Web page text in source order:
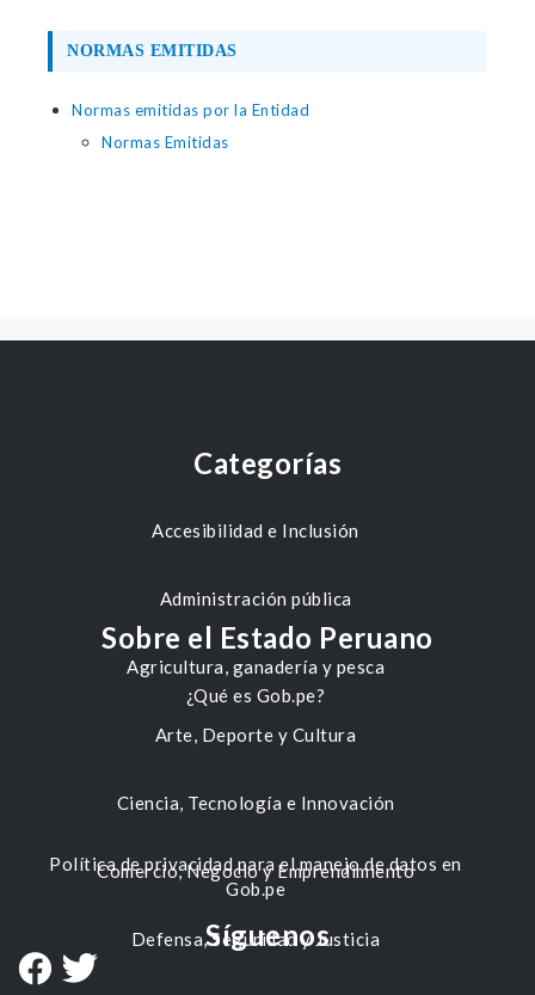
NORMAS EMITIDAS
Normas emitidas por la Entidad
Normas Emitidas
Categorías
Accesibilidad e Inclusión
Administración pública
Agricultura, ganadería y pesca
Arte, Deporte y Cultura
Ciencia, Tecnología e Innovación
Comercio, Negocio y Emprendimiento
Defensa, Seguridad y Justicia
Sobre el Estado Peruano
¿Qué es Gob.pe?
Política de privacidad para el manejo de datos en
Gob.pe
Síguenos